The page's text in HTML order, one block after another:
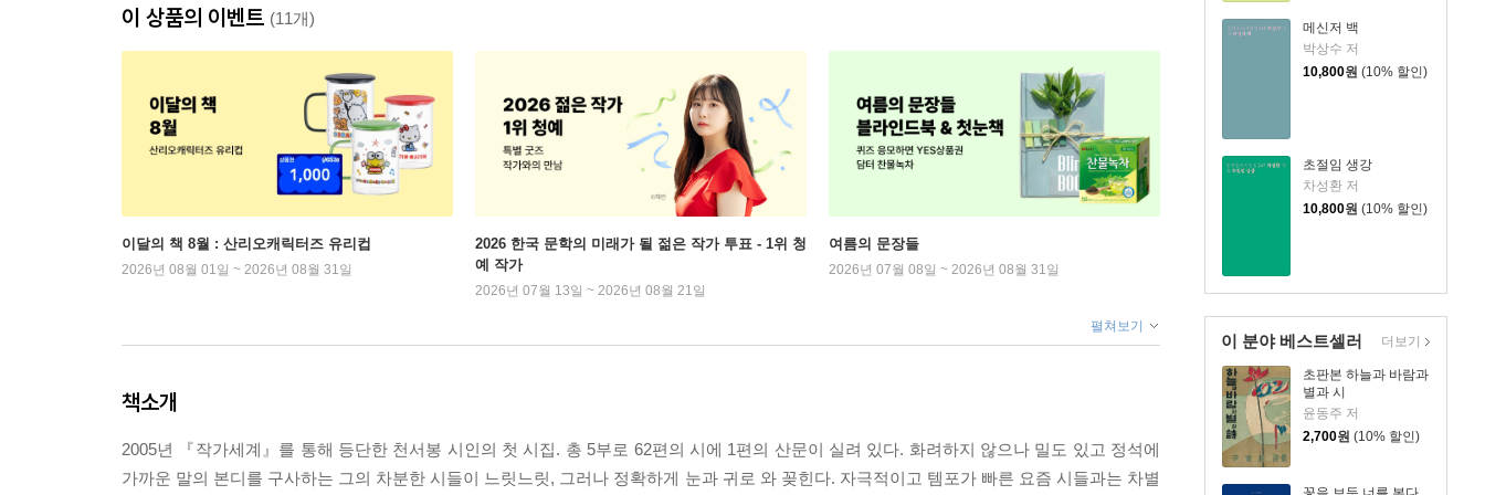
메신저 백
박상수 저
10,800원 (10% 할인)
초절임 생강
차성환 저
10,800원 (10% 할인)
이 분야 베스트셀러
초판본 하늘과 바람과
별과 시
윤동주 저
2,700원 (10% 할인)
더보기
이 상품의 이벤트 (11개)
이달의 책 8월 : 산리오캐릭터즈 유리컵
2026년 08월 01일 ~ 2026년 08월 31일
2026 한국 문학의 미래가 될 젊은 작가 투표 - 1위 청
예 작가
2026년 07월 13일 ~ 2026년 08월 21일
여름의 문장들
2026년 07월 08일 ~ 2026년 08월 31일
펼쳐보기
책소개
2005년 『작가세계』를 통해 등단한 천서봉 시인의 첫 시집. 총 5부로 62편의 시에 1편의 산문이 실려 있다. 화려하지 않으나 밀도 있고 정석에
가까운 말의 본디를 구사하는 그의 차분한 시들이 느릿느릿, 그러나 정확하게 눈과 귀로 와 꽂힌다. 자극적이고 템포가 빠른 요즘 시들과는 차별